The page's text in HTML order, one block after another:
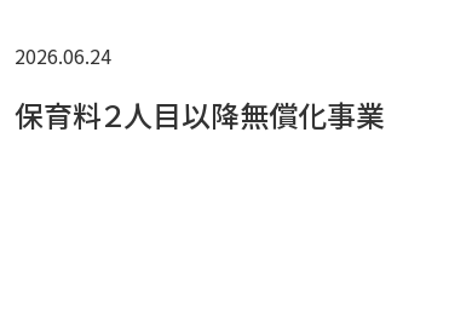
2026.06.24
保育料２人目以降無償化事業